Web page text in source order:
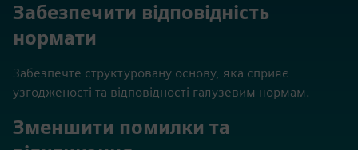
Забезпечити відповідність
нормати
Забезпечте структуровану основу, яка сприяє
узгодженості та відповідності галузевим нормам.
Зменшити помилки та